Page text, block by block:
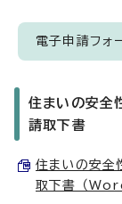
電子申請フォ
住まいの安全
請取下書
住まいの安全
取下書 （